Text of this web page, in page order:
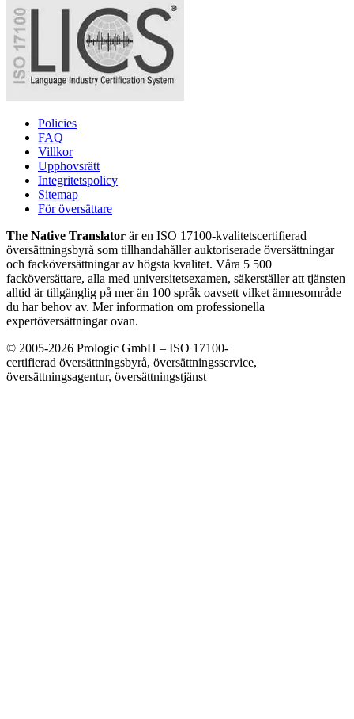
Policies
FAQ
Villkor
Upphovsrätt
Integritetspolicy
Sitemap
För översättare
The Native Translator är en ISO 17100-kvalitetscertifierad
översättningsbyrå som tillhandahåller auktoriserade översättningar
och facköversättningar av högsta kvalitet. Våra 5 500
facköversättare, alla med universitetsexamen, säkerställer att tjänsten
alltid är tillgänglig på mer än 100 språk oavsett vilket ämnesområde
du har behov av. Mer information om professionella
expertöversättningar ovan.
© 2005-2026 Prologic GmbH – ISO 17100-
certifierad översättningsbyrå, översättningsservice,
översättningsagentur, översättningstjänst